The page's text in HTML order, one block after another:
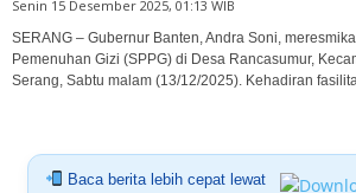
Senin 15 Desember 2025, 01:13 WIB
SERANG – Gubernur Banten, Andra Soni,
Pemenuhan Gizi (SPPG) di Desa Rancasumur,
Serang, Sabtu malam (13/12/2025). Kehadiran
Baca berita lebih cepat lewat